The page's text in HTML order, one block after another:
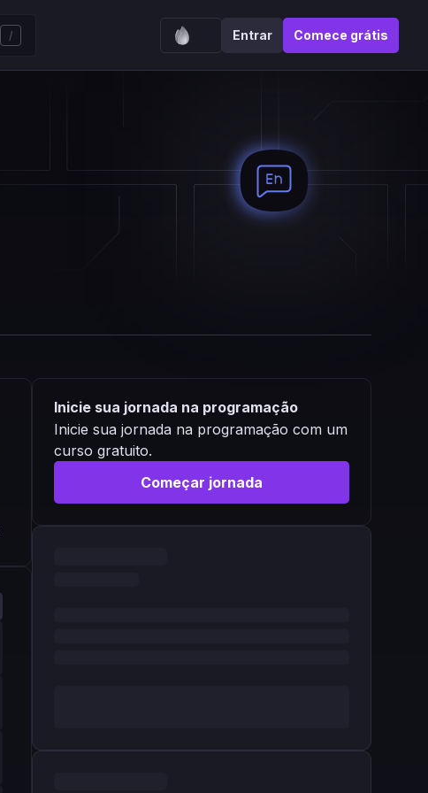
/ Entrar Comece grátis
Inicie sua jornada na programação
Inicie sua jornada na programação com um
curso gratuito.
Começar jornada